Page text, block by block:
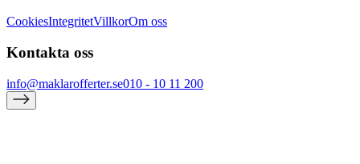
CookiesIntegritetVillkorOm oss
Kontakta oss
info@maklarofferter.se010 - 10 11 200